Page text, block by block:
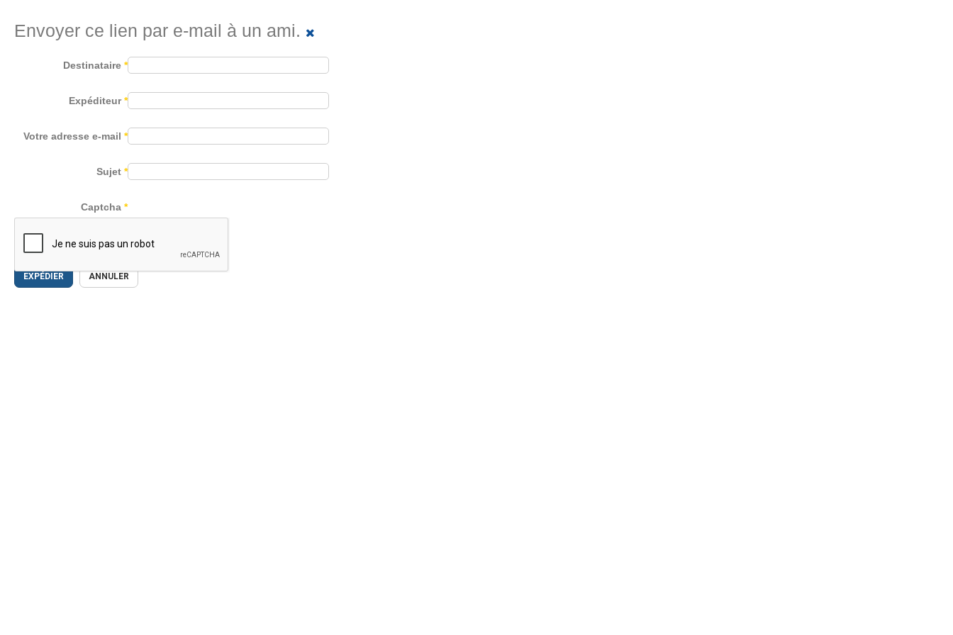
Envoyer ce lien par e-mail à un ami.
Destinataire *
Expéditeur*
Votre adresse e-mail *
Sujet *
Captcha *
EXPÉDIER ANNULER